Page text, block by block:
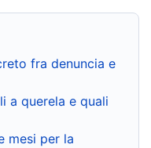
fra denuncia e
a querela e quali
mesi per la